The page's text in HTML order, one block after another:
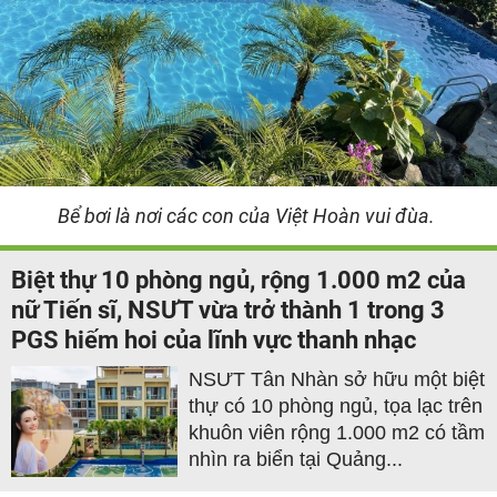
Bể bơi là nơi các con của Việt Hoàn vui đùa.
Biệt thự 10 phòng ngủ, rộng 1.000 m2 của
nữ Tiến sĩ, NSƯT vừa trở thành 1 trong 3
PGS hiếm hoi của lĩnh vực thanh nhạc
NSƯT Tân Nhàn sở hữu một biệt
thự có 10 phòng ngủ, tọa lạc trên
khuôn viên rộng 1.000 m2 có tầm
nhìn ra biển tại Quảng...